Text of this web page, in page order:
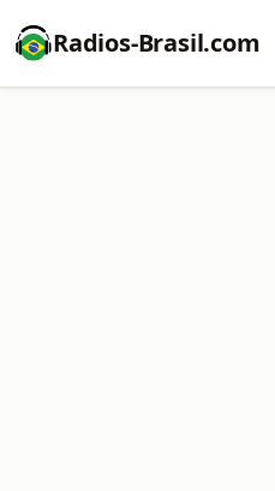
Radios-Brasil.com